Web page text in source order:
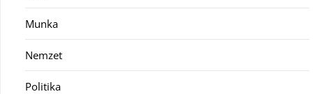
Munka
Nemzet
Politika